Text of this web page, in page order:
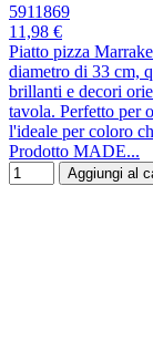
5911869
11,98 €
Piatto pizza
diametro di 33 cm,
brillanti e decori
tavola. Perfetto per
l'ideale per coloro
Prodotto MADE...
Aggiungi al